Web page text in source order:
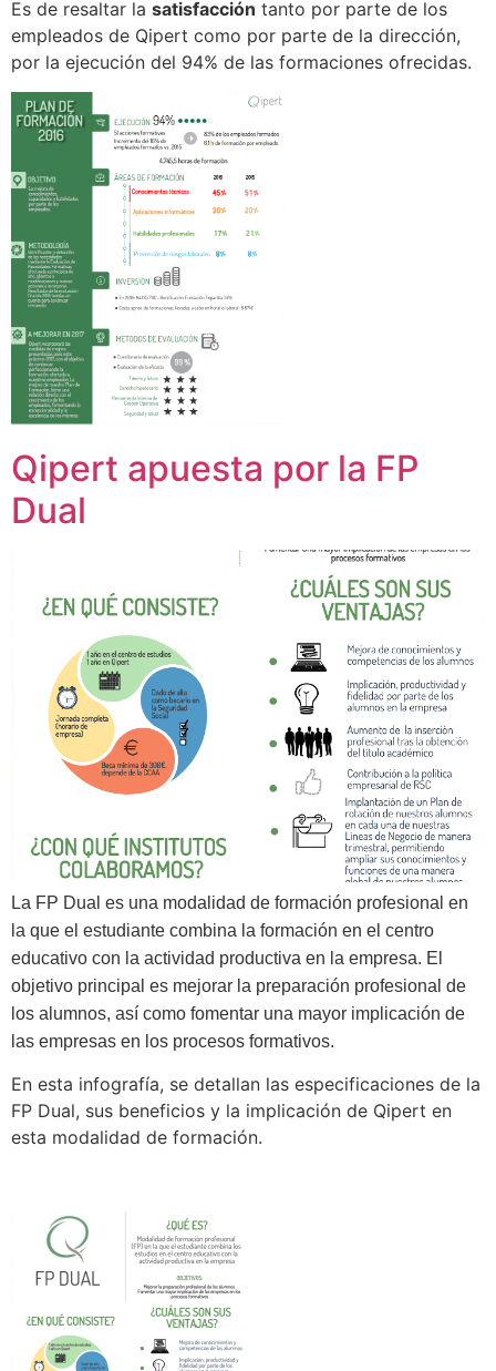
Es de resaltar la satisfacción tanto por parte de los
empleados de Qipert como por parte de la dirección,
por la ejecución del 94% de las formaciones ofrecidas.
Qipert apuesta por la FP
Dual
La FP Dual es una modalidad de formación profesional en
la que el estudiante combina la formación en el centro
educativo con la actividad productiva en la empresa. El
objetivo principal es mejorar la preparación profesional de
los alumnos, así como fomentar una mayor implicación de
las empresas en los procesos formativos.
En esta infografía, se detallan las especificaciones de la
FP Dual, sus beneficios y la implicación de Qipert en
esta modalidad de formación.